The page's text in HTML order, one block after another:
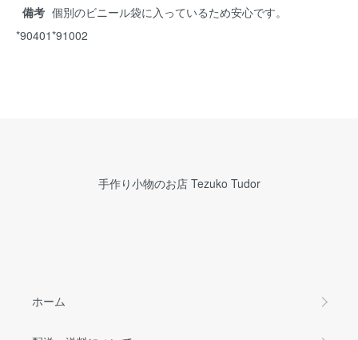
備考 個別のビニール袋に入っているため安心です。
*90401*91002
手作り小物のお店 Tezuko Tudor
ホーム